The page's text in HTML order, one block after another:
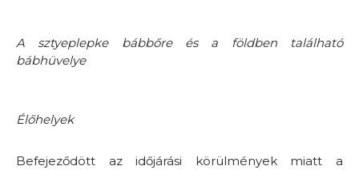
A sztyeplepke bábbőre és a földben található
bábhüvelye
Élőhelyek
Befejeződött az időjárási körülmények miatt a